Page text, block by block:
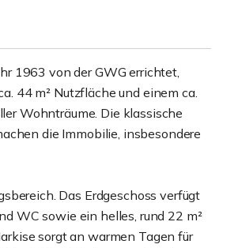
1963 von der GWG errichtet,
44 m² Nutzfläche und einem ca.
Wohnträume. Die klassische
die Immobilie, insbesondere
Das Erdgeschoss verfügt
WC sowie ein helles, rund 22 m²
sorgt an warmen Tagen für